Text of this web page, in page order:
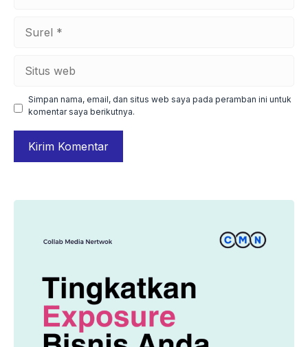
Simpan nama, email, dan situs web saya pada peramban ini untuk
komentar saya berikutnya.